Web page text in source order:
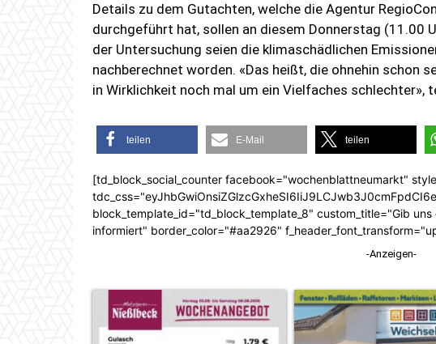
Details zu dem Gutachten, welche die Agentur
durchgeführt hat, sollen an diesem Donnerstag (11.00
der Untersuchung seien die klimaschädlichen
nachberechnet worden. «Das heißt, die ohnehin schon
in Wirklichkeit noch mal um ein Vielfaches schlechter»,
teilen E-Mail teilen
[td_block_social_counter facebook="wochenblattneumarkt"
block_template_id="td_block_template_8" custom_title="Gib
informiert" border_color="#aa2926"
-Anzeigen-